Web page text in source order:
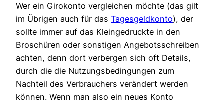
Wer ein Girokonto vergleichen möchte (das gilt
im Übrigen auch für das Tagesgeldkonto), der
sollte immer auf das Kleingedruckte in den
Broschüren oder sonstigen Angebotsschreiben
achten, denn dort verbergen sich oft Details,
durch die die Nutzungsbedingungen zum
Nachteil des Verbrauchers verändert werden
können. Wenn man also ein neues Konto